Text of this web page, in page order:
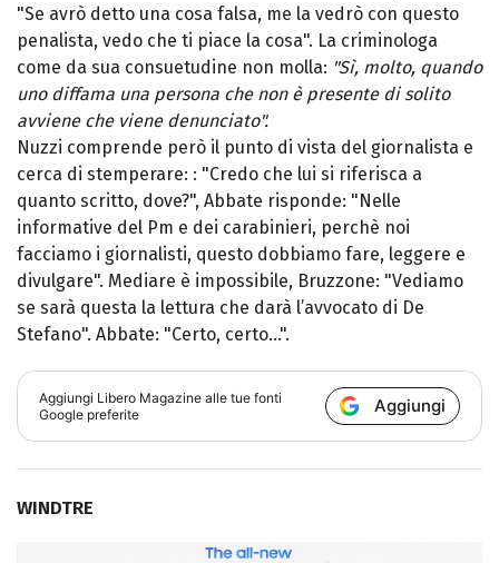
"Se avrò detto una cosa falsa, me la vedrò con questo
penalista, vedo che ti piace la cosa". La criminologa
come da sua consuetudine non molla: "Sì, molto, quando
uno diffama una persona che non è presente di solito
avviene che viene denunciato".
Nuzzi comprende però il punto di vista del giornalista e
cerca di stemperare: : "Credo che lui si riferisca a
quanto scritto, dove?", Abbate risponde: "Nelle
informative del Pm e dei carabinieri, perchè noi
facciamo i giornalisti, questo dobbiamo fare, leggere e
divulgare". Mediare è impossibile, Bruzzone: "Vediamo
se sarà questa la lettura che darà l’avvocato di De
Stefano". Abbate: "Certo, certo…".
Aggiungi Libero Magazine alle tue fonti
Google preferite
Aggiungi
WINDTRE